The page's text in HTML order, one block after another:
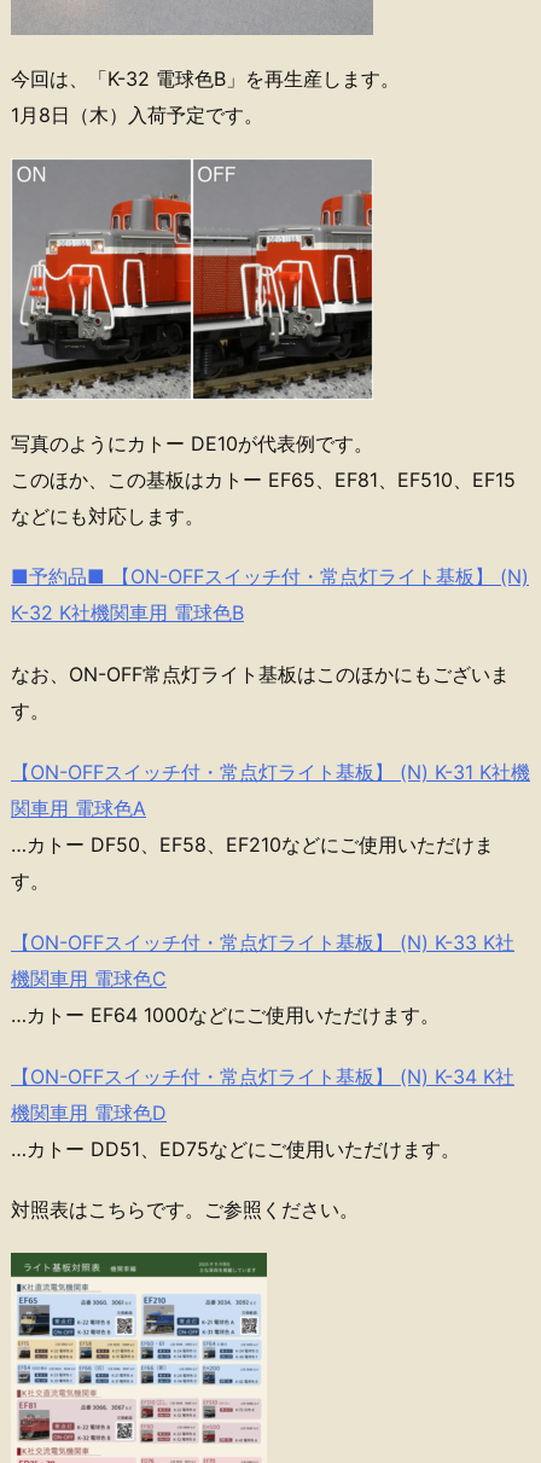
今回は、「K-32 電球色B」を再生産します。
1月8日（木）入荷予定です。
写真のようにカトー DE10が代表例です。
このほか、この基板はカトー EF65、EF81、EF510、EF15
などにも対応します。
■予約品■ 【ON-OFFスイッチ付・常点灯ライト基板】 (N)
K-32 K社機関車用 電球色B
なお、ON-OFF常点灯ライト基板はこのほかにもございま
す。
【ON-OFFスイッチ付・常点灯ライト基板】 (N) K-31 K社機
関車用 電球色A
…カトー DF50、EF58、EF210などにご使用いただけま
す。
【ON-OFFスイッチ付・常点灯ライト基板】 (N) K-33 K社
機関車用 電球色C
…カトー EF64 1000などにご使用いただけます。
【ON-OFFスイッチ付・常点灯ライト基板】 (N) K-34 K社
機関車用 電球色D
…カトー DD51、ED75などにご使用いただけます。
対照表はこちらです。ご参照ください。